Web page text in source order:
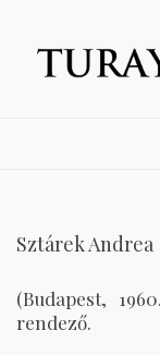
Sztárek Andrea
(Budapest,
rendező.